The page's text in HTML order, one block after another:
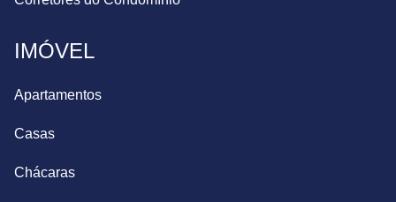
IMÓVEL
Apartamentos
Casas
Chácaras